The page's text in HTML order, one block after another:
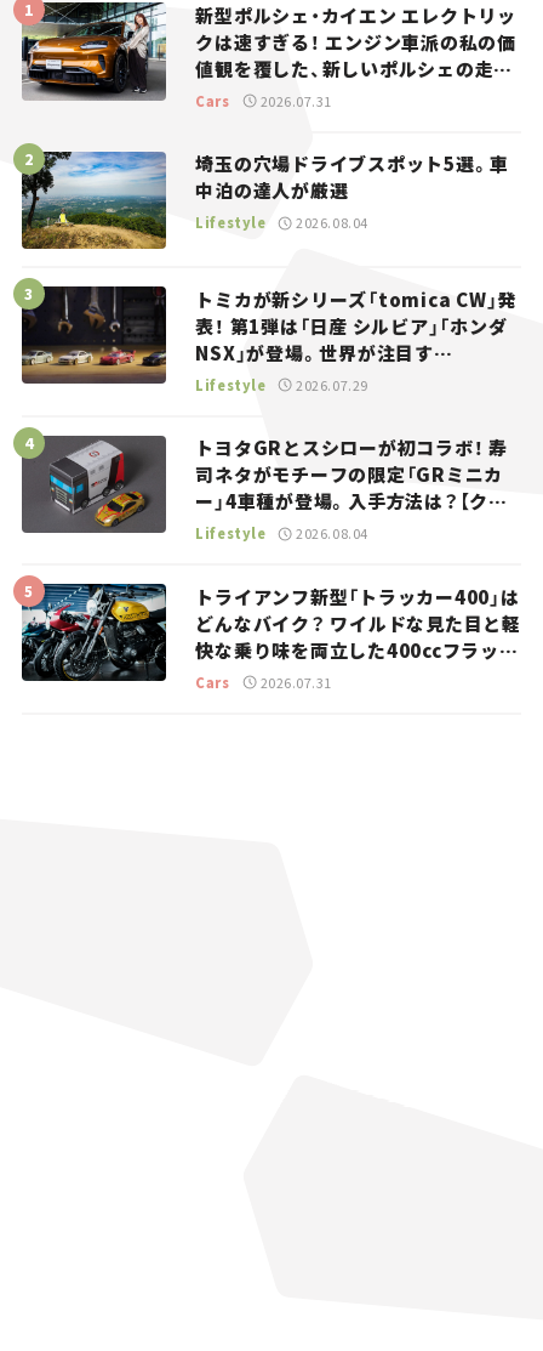
新型ポルシェ・カイエン エレクトリッ
クは速すぎる！ エンジン車派の私の価
値観を覆した、新しいポルシェの走
り。
Cars 2026.07.31
埼玉の穴場ドライブスポット5選。車
中泊の達人が厳選
Lifestyle 2026.08.04
トミカが新シリーズ「tomica CW」発
表！ 第1弾は「日産 シルビア」「ホンダ
NSX」が登場。世界が注目す
る“JDM”に焦点【クルマとホビー】
Lifestyle 2026.07.29
トヨタGRとスシローが初コラボ！ 寿
司ネタがモチーフの限定「GRミニカ
ー」4車種が登場。入手方法は？【クル
マとホビー】
Lifestyle 2026.08.04
トライアンフ新型「トラッカー400」は
どんなバイク？ ワイルドな見た目と軽
快な乗り味を両立した400ccフラット
トラッカー【試乗レビュー】
Cars 2026.07.31